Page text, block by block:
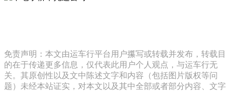
免责声明：本文由运车行平台用户攥写或转载并发布，转载目
的在于传递更多信息，仅代表此用户个人观点，与运车行无
关。其原创性以及文中陈述文字和内容（包括图片版权等问
题）未经本站证实，对本文以及其中全部或者部分内容、文字